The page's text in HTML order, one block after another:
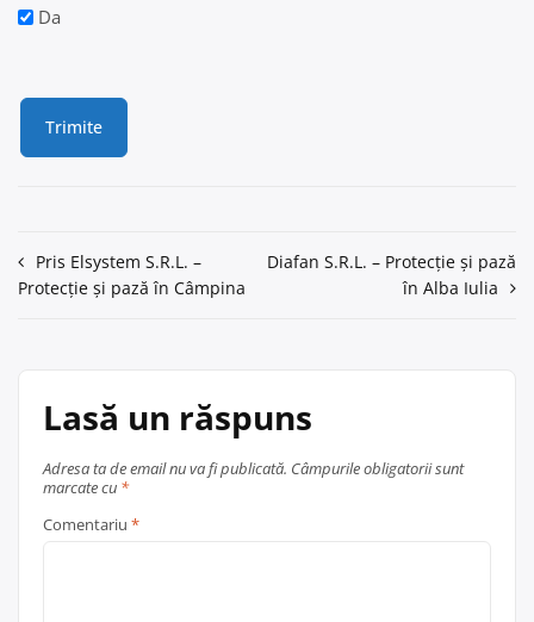
Da
Navigare
Pris Elsystem S.R.L. –
Protecție și pază în Câmpina
Diafan S.R.L. – Protecție și pază
în Alba Iulia
Lasă un răspuns
Adresa ta de email nu va fi publicată. Câmpurile obligatorii sunt
marcate cu *
Comentariu *